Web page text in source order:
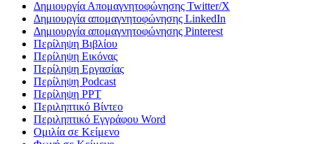
Δημιουργία Απομαγνητοφώνησης Twitter/X
Δημιουργία απομαγνητοφώνησης LinkedIn
Δημιουργία απομαγνητοφώνησης Pinterest
Περίληψη Βιβλίου
Περίληψη Εικόνας
Περίληψη Εργασίας
Περίληψη Podcast
Περίληψη PPT
Περιληπτικό Βίντεο
Περιληπτικό Εγγράφου Word
Ομιλία σε Κείμενο